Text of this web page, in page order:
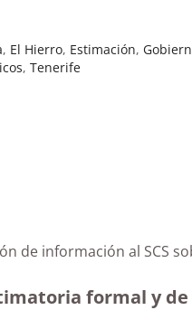
, El Hierro, Estimación,
, Tenerife
de información al SCS
formal y